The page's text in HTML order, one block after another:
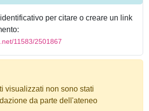
per citare o creare un link
11583/2501867
visualizzati non sono stati
da parte dell'ateneo